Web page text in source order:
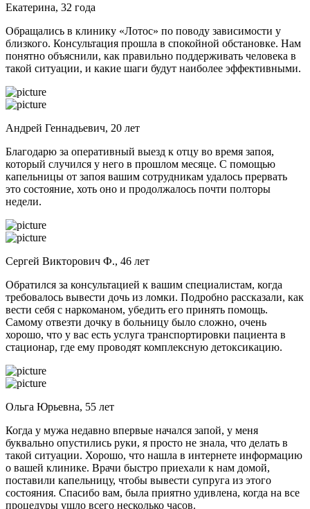
Екатерина, 32 года
Обращались в клинику «Лотос» по поводу зависимости у
близкого. Консультация прошла в спокойной обстановке. Нам
понятно объяснили, как правильно поддерживать человека в
такой ситуации, и какие шаги будут наиболее эффективными.
Андрей Геннадьевич, 20 лет
Благодарю за оперативный выезд к отцу во время запоя,
который случился у него в прошлом месяце. С помощью
капельницы от запоя вашим сотрудникам удалось прервать
это состояние, хоть оно и продолжалось почти полторы
недели.
Сергей Викторович Ф., 46 лет
Обратился за консультацией к вашим специалистам, когда
требовалось вывести дочь из ломки. Подробно рассказали, как
вести себя с наркоманом, убедить его принять помощь.
Самому отвезти дочку в больницу было сложно, очень
хорошо, что у вас есть услуга транспортировки пациента в
стационар, где ему проводят комплексную детоксикацию.
Ольга Юрьевна, 55 лет
Когда у мужа недавно впервые начался запой, у меня
буквально опустились руки, я просто не знала, что делать в
такой ситуации. Хорошо, что нашла в интернете информацию
о вашей клинике. Врачи быстро приехали к нам домой,
поставили капельницу, чтобы вывести супруга из этого
состояния. Спасибо вам, была приятно удивлена, когда на все
процедуры ушло всего несколько часов.